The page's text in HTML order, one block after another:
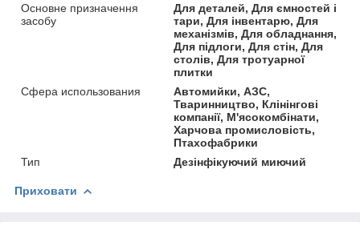
Основне призначення
засобу
Для деталей, Для ємностей і
тари, Для інвентарю, Для
механізмів, Для обладнання,
Для підлоги, Для стін, Для
столів, Для тротуарної
плитки
Сфера использования
Автомийки, АЗС,
Тваринництво, Клінінгові
компанії, М'ясокомбінати,
Харчова промисловість,
Птахофабрики
Тип
Дезінфікуючий миючий
Приховати